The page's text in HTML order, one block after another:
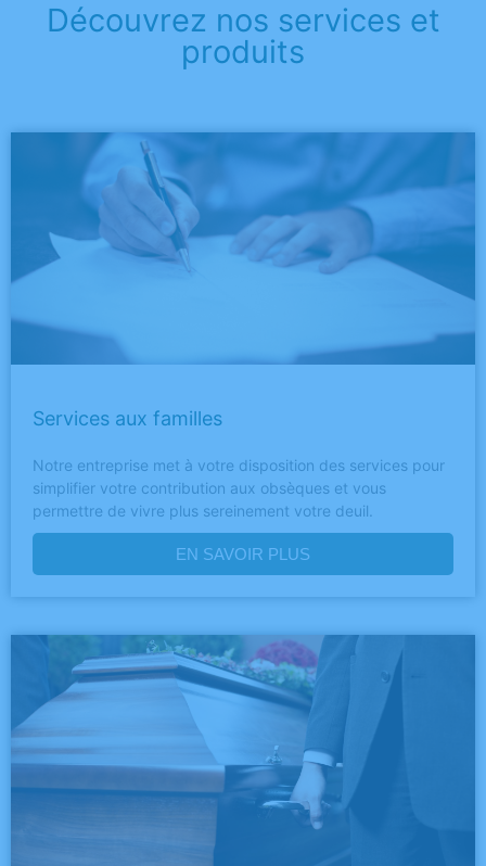
Découvrez nos services et
produits
Services aux familles
Notre entreprise met à votre disposition des services pour
simplifier votre contribution aux obsèques et vous
permettre de vivre plus sereinement votre deuil.
EN SAVOIR PLUS